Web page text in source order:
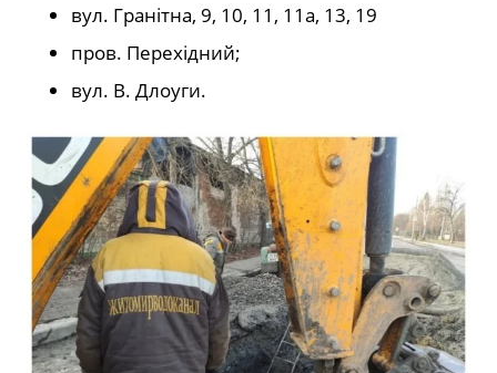
вул. Гранітна, 9, 10, 11, 11а, 13, 19
пров. Перехідний;
вул. В. Длоуги.